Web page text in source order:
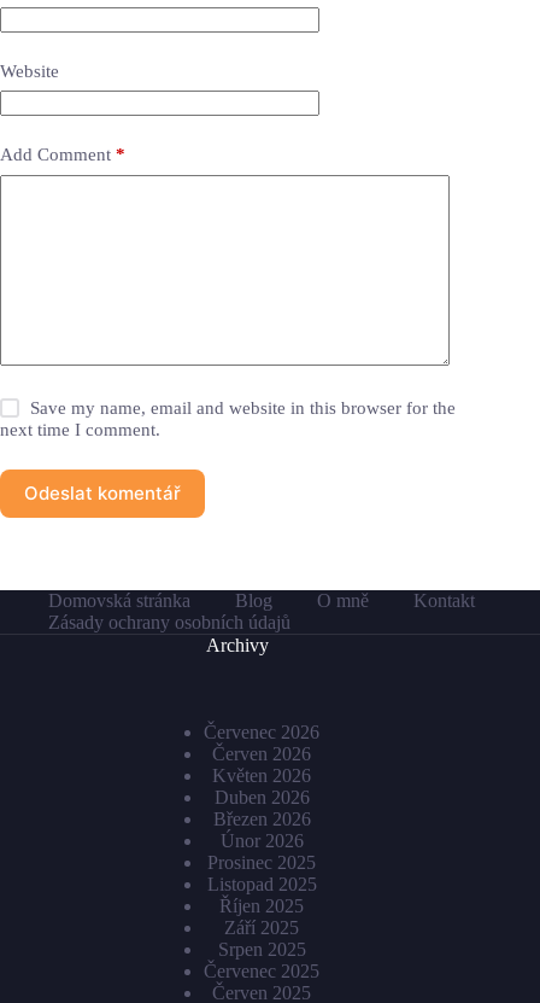
Website
Add Comment *
Save my name, email and website in this browser for the
next time I comment.
Odeslat komentář
Domovská stránka Blog O mně
Kontakt
Zásady ochrany osobních údajů
Archivy
Červenec 2026
Červen 2026
Květen 2026
Duben 2026
Březen 2026
Únor 2026
Prosinec 2025
Listopad 2025
Říjen 2025
Září 2025
Srpen 2025
Červenec 2025
Červen 2025